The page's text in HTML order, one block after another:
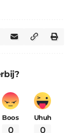
Boos
0
Uhuh
0